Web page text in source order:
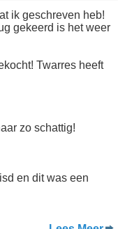
ik geschreven heb!
gekeerd is het weer
Twarres heeft
zo schattig!
en dit was een